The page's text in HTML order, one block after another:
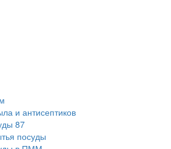
и антисептиков
87
посуды